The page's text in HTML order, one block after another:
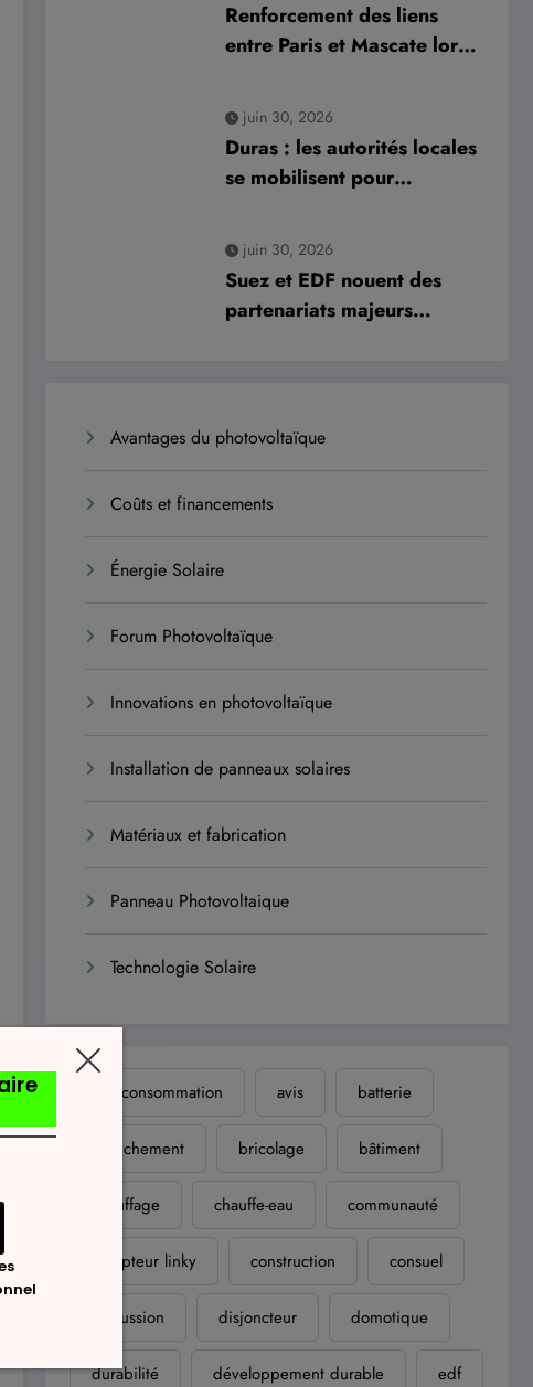
Renforcement des liens
entre Paris et Mascate lors
sultan d’Oman
juin 30, 2026
Duras : les autorités locales
se mobilisent pour
risques et moderniser les
infrastructures
juin 30, 2026
Suez et EDF nouent des
partenariats majeurs
Avantages du photovoltaïque
Coûts et financements
Énergie Solaire
Forum Photovoltaïque
Innovations en photovoltaïque
Installation de panneaux solaires
Matériaux et fabrication
Panneau Photovoltaique
Technologie Solaire
autoconsommation avis batterie
branchement bricolage bâtiment
chauffage chauffe-eau communauté
compteur linky construction consuel
discussion disjoncteur domotique
durabilité développement durable edf